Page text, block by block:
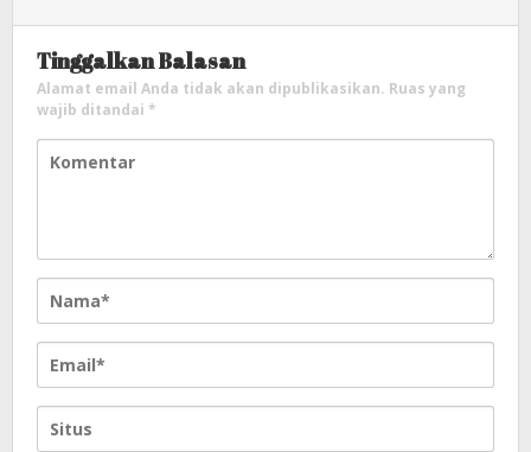
Tinggalkan Balasan
Alamat email Anda tidak akan dipublikasikan. Ruas yang
wajib ditandai *